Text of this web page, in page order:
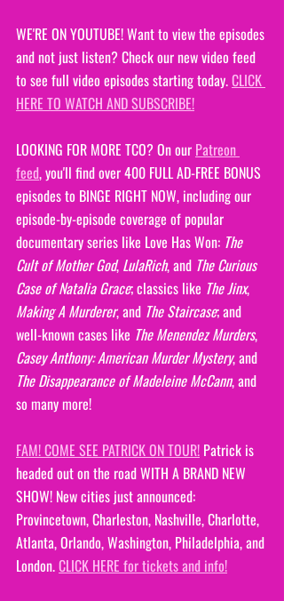
WE'RE ON YOUTUBE! Want to view the episodes
and not just listen? Check our new video feed
to see full video episodes starting today. CLICK
HERE TO WATCH AND SUBSCRIBE!
LOOKING FOR MORE TCO? On our Patreon
feed, you'll find over 400 FULL AD-FREE BONUS
episodes to BINGE RIGHT NOW, including our
episode-by-episode coverage of popular
documentary series like Love Has Won: The
Cult of Mother God, LulaRich, and The Curious
Case of Natalia Grace; classics like The Jinx,
Making A Murderer, and The Staircase; and
well-known cases like The Menendez Murders,
Casey Anthony: American Murder Mystery, and
The Disappearance of Madeleine McCann, and
so many more!
FAM! COME SEE PATRICK ON TOUR! Patrick is
headed out on the road WITH A BRAND NEW
SHOW! New cities just announced:
Provincetown, Charleston, Nashville, Charlotte,
Atlanta, Orlando, Washington, Philadelphia, and
London. CLICK HERE for tickets and info!